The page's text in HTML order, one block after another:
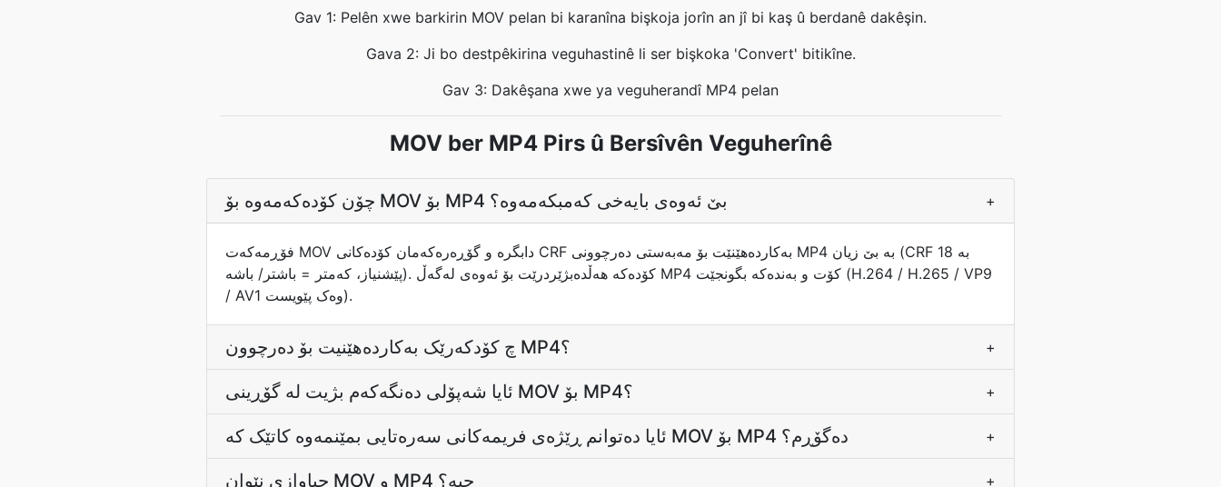
Gav 1: Pelên xwe barkirin MOV pelan bi karanîna bişkoja jorîn an jî bi kaş û berdanê dakêşin.
Gava 2: Ji bo destpêkirina veguhastinê li ser bişkoka 'Convert' bitikîne.
Gav 3: Dakêşana xwe ya veguherandî MP4 pelan
MOV ber MP4 Pirs û Bersîvên Veguherînê
چۆن کۆدەکەمەوە بۆ MOV بۆ MP4 بێ ئەوەی بایەخی کەمبکەمەوە؟ +
فۆڕمەکەت MOV دابگرە و گۆڕەرەکەمان کۆدەکانی CRF بەکاردەهێنێت بۆ مەبەستی دەرچوونی MP4 بە بێ زیان (CRF 18 بە
پێشنیاز، کەمتر = باشتر/ باشە). کۆدەکە هەڵدەبژێردرێت بۆ ئەوەی لەگەڵ MP4 کۆت و بەندەکە بگونجێت (H.264 / H.265 / VP9
/ AV1 وەک پێویست).
چ کۆدکەرێک بەکاردەهێنیت بۆ دەرچوون MP4؟ +
ئایا شەپۆلی دەنگەکەم بژیت لە گۆڕینی MOV بۆ MP4؟ +
ئایا دەتوانم ڕێژەی فریمەکانی سەرەتایی بمێنمەوە کاتێک کە MOV بۆ MP4 دەگۆڕم؟ +
جیاوازی نێوان MOV و MP4 چیە؟ +